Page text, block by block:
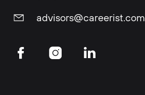
advisors@careerist.com